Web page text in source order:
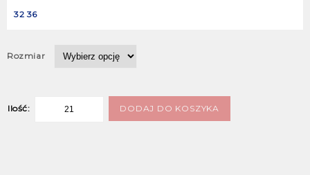
32 36
Rozmiar
Ilość: DODAJ DO KOSZYKA